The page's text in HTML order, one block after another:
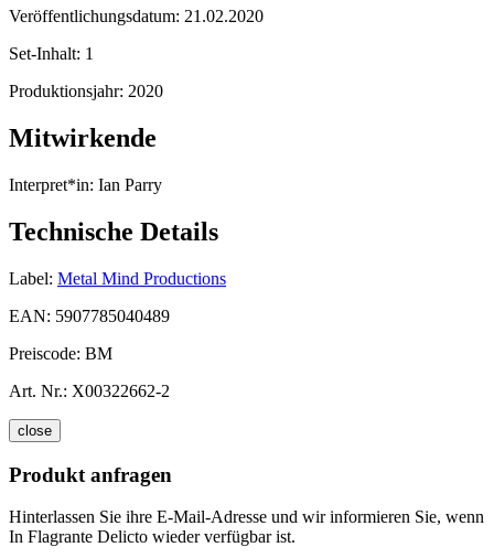
Veröffentlichungsdatum: 21.02.2020
Set-Inhalt: 1
Produktionsjahr: 2020
Mitwirkende
Interpret*in: Ian Parry
Technische Details
Label: Metal Mind Productions
EAN: 5907785040489
Preiscode: BM
Art. Nr.: X00322662-2
close
Produkt anfragen
Hinterlassen Sie ihre E-Mail-Adresse und wir informieren Sie, wenn
In Flagrante Delicto wieder verfügbar ist.